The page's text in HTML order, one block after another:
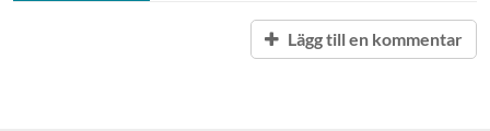
Lägg till en kommentar